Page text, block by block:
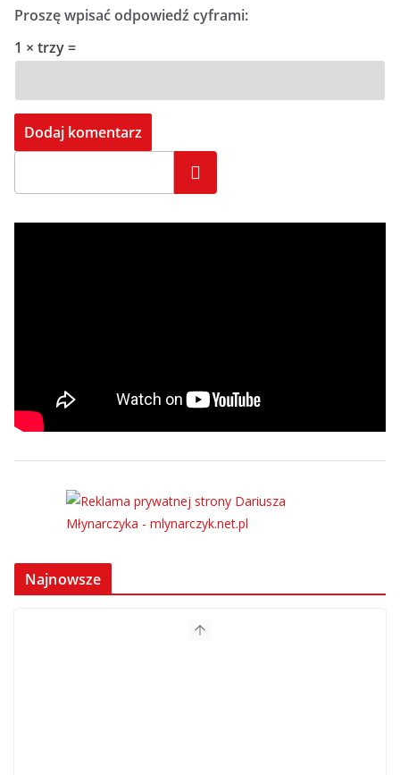
Proszę wpisać odpowiedź cyframi:
1 × trzy =
Szukaj
Najnowsze